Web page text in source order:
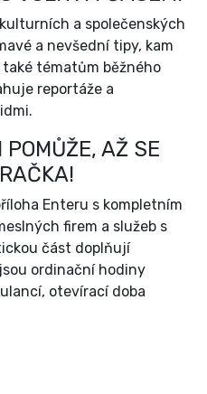
a společenských
a nevšední tipy, kam
také tématům běžného
reportáže a
POMŮŽE, AŽ SE
Enteru s kompletním
firem a služeb s
část doplňují
ordinační hodiny
otevírací doba